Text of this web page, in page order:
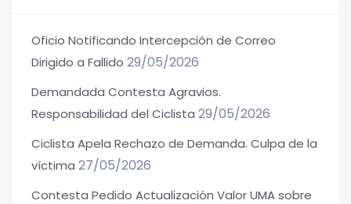
Oficio Notificando Intercepción de Correo
Dirigido a Fallido 29/05/2026
Demandada Contesta Agravios.
Responsabilidad del Ciclista 29/05/2026
Ciclista Apela Rechazo de Demanda. Culpa de la
víctima 27/05/2026
Contesta Pedido Actualización Valor UMA sobre